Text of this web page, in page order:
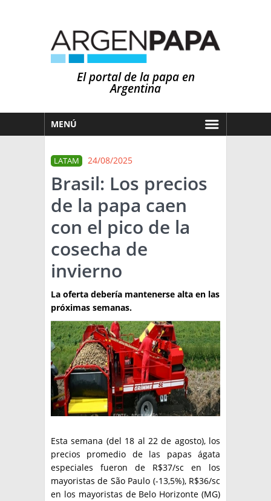
El portal de la papa en
Argentina
MENÚ
MERCADOS
NOTICIAS
EN ESPAÑOL
OTROS IDIOMAS
PRONÓSTICO
LLUVIAS
ARGENTINA
EL MUNDO
TÉCNICA
PRODUCCION
CLASIFICADOS
INTERES GENERAL
LA PAPA
RESOLUCIONES Y NORMATIVAS
ENLACES
ARGENPAPA
PUBLICIDAD
CONTACTO
BUSCAR NOTICIAS
BUSCAR
LATAM 24/08/2025
Brasil: Los precios
de la papa caen
con el pico de la
cosecha de
invierno
La oferta debería mantenerse alta en las
próximas semanas.
Esta semana (del 18 al 22 de agosto), los
precios promedio de las papas ágata
especiales fueron de R$37/sc en los
mayoristas de São Paulo (-13,5%), R$36/sc
en los mayoristas de Belo Horizonte (MG)